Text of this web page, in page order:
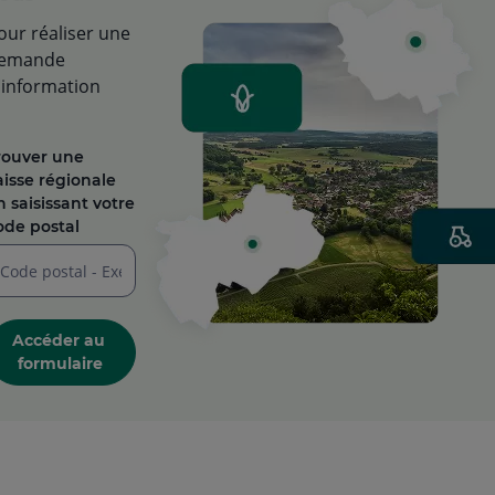
réaliser une
une
régionale
saisissant votre
postal
Accéder au
formulaire